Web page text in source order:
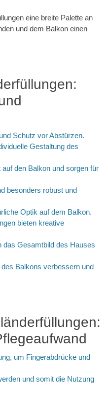
eine breite Palette an
und dem Balkon einen
Schutz vor Abstürzen.
Gestaltung des
den Balkon und sorgen für
besonders robust und
Optik auf dem Balkon.
bieten kreative
das Gesamtbild des Hauses
Balkons verbessern und
um Fingerabdrücke und
und somit die Nutzung